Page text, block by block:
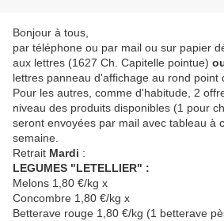
Bonjour à tous,
par téléphone ou par mail ou sur papier
aux lettres (1627 Ch. Capitelle pointue)
lettres panneau d'affichage au rond point
Pour les autres, comme d'habitude, 2
niveau des produits disponibles (1 pour
seront envoyées par mail avec tableau à
semaine.
Retrait Mardi :
LEGUMES "LETELLIER" :
Melons 1,80 €/kg x
Concombre 1,80 €/kg x
Betterave rouge 1,80 €/kg (1 betterave